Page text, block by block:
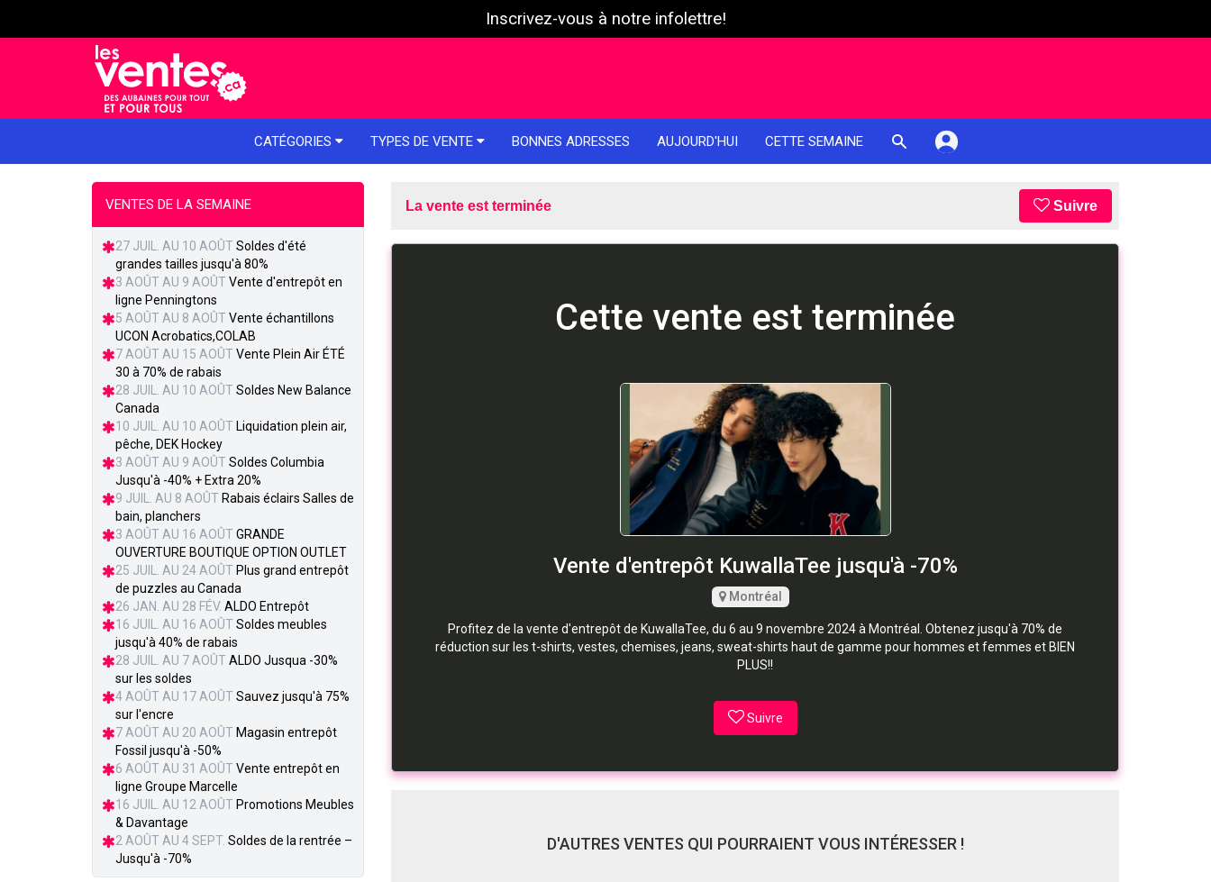
Inscrivez-vous à notre infolettre!
CATÉGORIES TYPES DE VENTE BONNES ADRESSES AUJOURD'HUI CETTE SEMAINE
La vente est terminée Suivre
Cette vente est terminée
Vente d'entrepôt KuwallaTee jusqu'à -70%
Montréal
Profitez de la vente d'entrepôt de KuwallaTee, du 6 au 9 novembre 2024 à Montréal. Obtenez jusqu'à 70% de
réduction sur les t-shirts, vestes, chemises, jeans, sweat-shirts haut de gamme pour hommes et femmes et BIEN
PLUS!!
Suivre
D'AUTRES VENTES QUI POURRAIENT VOUS INTÉRESSER !
VENTES DE LA SEMAINE
27 JUIL. AU 10 AOÛT Soldes d'été
grandes tailles jusqu'à 80%
3 AOÛT AU 9 AOÛT Vente d'entrepôt en
ligne Penningtons
5 AOÛT AU 8 AOÛT Vente échantillons
UCON Acrobatics,COLAB
7 AOÛT AU 15 AOÛT Vente Plein Air ÉTÉ
30 à 70% de rabais
28 JUIL. AU 10 AOÛT Soldes New Balance
Canada
10 JUIL. AU 10 AOÛT Liquidation plein air,
pêche, DEK Hockey
3 AOÛT AU 9 AOÛT Soldes Columbia
Jusqu'à -40% + Extra 20%
9 JUIL. AU 8 AOÛT Rabais éclairs Salles de
bain, planchers
3 AOÛT AU 16 AOÛT GRANDE
OUVERTURE BOUTIQUE OPTION OUTLET
25 JUIL. AU 24 AOÛT Plus grand entrepôt
de puzzles au Canada
26 JAN. AU 28 FÉV. ALDO Entrepôt
16 JUIL. AU 16 AOÛT Soldes meubles
jusqu'à 40% de rabais
28 JUIL. AU 7 AOÛT ALDO Jusqua -30%
sur les soldes
4 AOÛT AU 17 AOÛT Sauvez jusqu'à 75%
sur l'encre
7 AOÛT AU 20 AOÛT Magasin entrepôt
Fossil jusqu'à -50%
6 AOÛT AU 31 AOÛT Vente entrepôt en
ligne Groupe Marcelle
16 JUIL. AU 12 AOÛT Promotions Meubles
& Davantage
2 AOÛT AU 4 SEPT. Soldes de la rentrée –
Jusqu'à -70%